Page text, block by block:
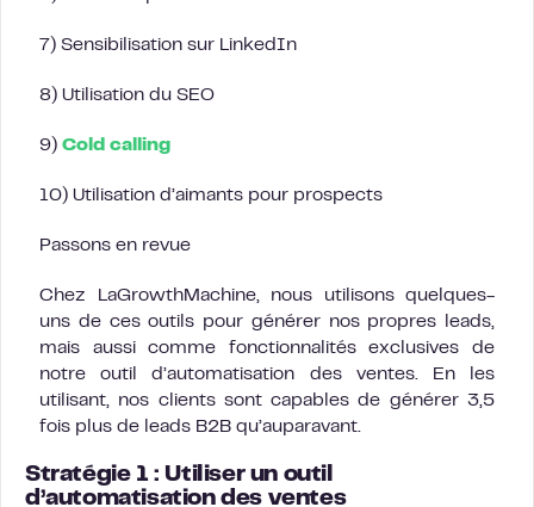
7) Sensibilisation sur LinkedIn
8) Utilisation du SEO
9) Cold calling
10) Utilisation d’aimants pour prospects
Passons en revue
Chez LaGrowthMachine, nous utilisons quelques-
uns de ces outils pour générer nos propres leads,
mais aussi comme fonctionnalités exclusives de
notre outil d’automatisation des ventes. En les
utilisant, nos clients sont capables de générer 3,5
fois plus de leads B2B qu’auparavant.
Stratégie 1 : Utiliser un outil
d’automatisation des ventes